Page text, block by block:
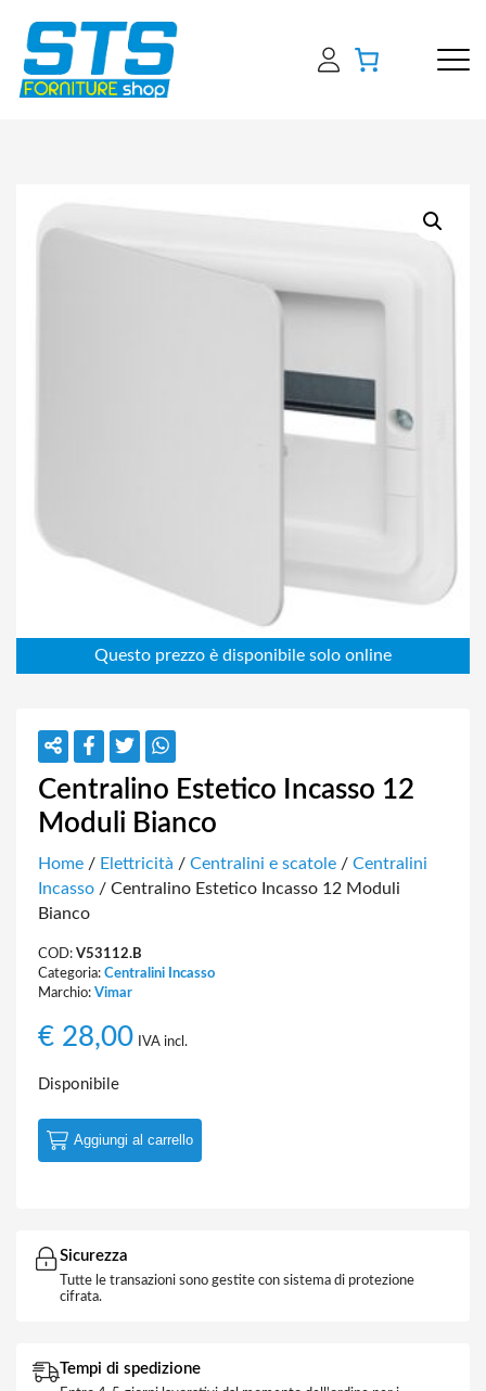
Centralino Estetico Incasso 12
Moduli Bianco
Home / Elettricità / Centralini e scatole / Centralini
Incasso / Centralino Estetico Incasso 12 Moduli
Bianco
COD: V53112.B
Categoria: Centralini Incasso
Marchio: Vimar
€ 28,00 IVA incl.
Disponibile
Aggiungi al carrello
Sicurezza
Tutte le transazioni sono gestite con sistema di protezione
cifrata.
Tempi di spedizione